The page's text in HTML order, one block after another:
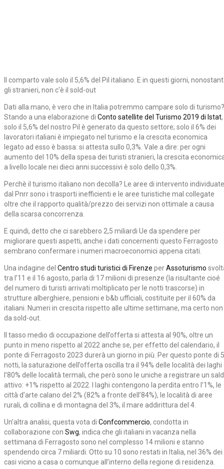
Il comparto vale solo il 5,6% del Pil italiano. E in questi giorni,
gli stranieri, non c'è il sold-out
Dati alla mano, è vero che in Italia potremmo campare solo di turismo?
Stando a una elaborazione di Conto satellite del Turismo 2019 di Istat,
solo il 5,6% del nostro Pil è generato da questo settore; solo il 6% dei
lavoratori italiani è impiegato nel turismo e la crescita economica
legato ad esso è bassa: si attesta sullo 0,3%. Vale a dire: per ogni
aumento del 10% della spesa dei turisti stranieri, la crescita
a livello locale nei dieci anni successivi è solo dello 0,3%.
Perchè il turismo italiano non decolla? Le aree di intervento individuate
dal Pnrr sono i trasporti inefficienti e le aree turistiche mal collegate
oltre che il rapporto qualità/prezzo dei servizi non ottimale a causa
della scarsa concorrenza.
E quindi, detto che ci sarebbero 2,5 miliardi Ue da spendere per
migliorare questi aspetti, anche i dati concernenti questo Ferragosto
sembrano confermare i numeri macroeconomici appena citati.
Una indagine del Centro studi turistici di Firenze perAssoturismo
tra l’11 e il 16 agosto, parla di 17 milioni di presenze (la risultante cioé
del numero di turisti arrivati moltiplicato per le notti trascorse) in
strutture alberghiere, pensioni e b&b ufficiali, costituite per il 60% da
italiani. Numeri in crescita rispetto alle ultime settimane, ma certo non
da sold-out.
Il tasso medio di occupazione dell’offerta si attesta al 90%, oltre un
punto in meno rispetto al 2022 anche se, per effetto del calendario, il
ponte di Ferragosto 2023 durerà un giorno in più. Per questo ponte di 5
notti, la saturazione dell’offerta oscilla tra il 94% delle località dei laghi
l’80% delle località termali, che però sono le uniche a registrare un
attivo: +1% rispetto al 2022. I laghi contengono la perdita entro l’1%, le
città d’arte calano del 2% (82% a fronte dell’84%), le località di aree
rurali, di collina e di montagna del 3%, il mare addirittura del 4.
Un’altra analisi, questa vota di Confcommercio, condotta in
collaborazione con Swg, indica che gli italiani in vacanza nella
settimana di Ferragosto sono nel complesso 14 milioni e stanno
spendendo circa 7 miliardi. Otto su 10 sono restati in Italia, nel 36% dei
casi vicino a casa o comunque all’interno della regione di residenza.